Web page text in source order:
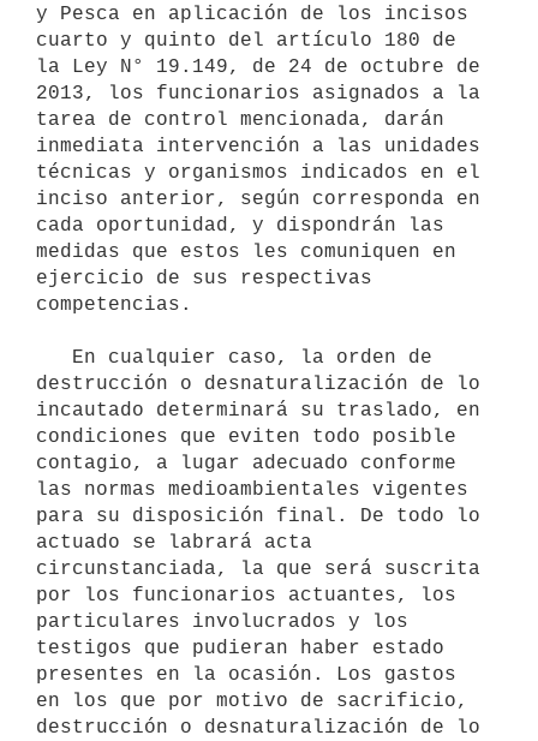
y Pesca en aplicación de los incisos
cuarto y quinto del artículo 180 de
la Ley N° 19.149, de 24 de octubre de
2013, los funcionarios asignados a la
tarea de control mencionada, darán
inmediata intervención a las unidades
técnicas y organismos indicados en el
inciso anterior, según corresponda en
cada oportunidad, y dispondrán las
medidas que estos les comuniquen en
ejercicio de sus respectivas
competencias.
destrucción o desnaturalización de lo
incautado determinará su traslado, en
condiciones que eviten todo posible
contagio, a lugar adecuado conforme
las normas medioambientales vigentes
para su disposición final. De todo lo
actuado se labrará acta
circunstanciada, la que será suscrita
por los funcionarios actuantes, los
particulares involucrados y los
testigos que pudieran haber estado
presentes en la ocasión. Los gastos
en los que por motivo de sacrificio,
destrucción o desnaturalización de lo